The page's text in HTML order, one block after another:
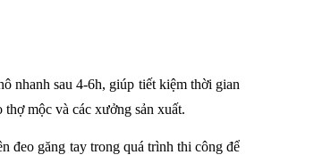
nhanh sau 4-6h, giúp tiết kiệm thời gian
mộc và các xưởng sản xuất.
đeo găng tay trong quá trình thi công để